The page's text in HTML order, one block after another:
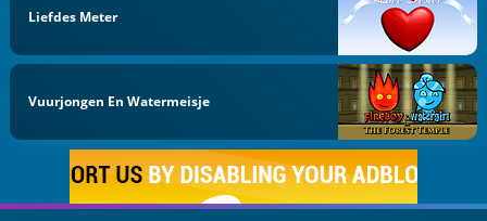
Liefdes Meter
Vuurjongen En Watermeisje